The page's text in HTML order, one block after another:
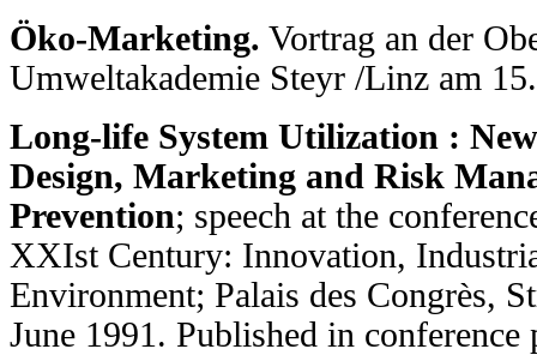
Öko-Marketing. Vortrag an der
Umweltakademie Steyr /Linz am
Long-life System Utilization :
Design, Marketing and Risk
Prevention; speech at the
XXIst Century: Innovation,
Environment; Palais des Congrès,
June 1991. Published in